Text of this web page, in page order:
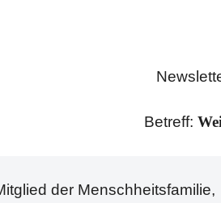
Betreff:
der Menschheitsfamilie,